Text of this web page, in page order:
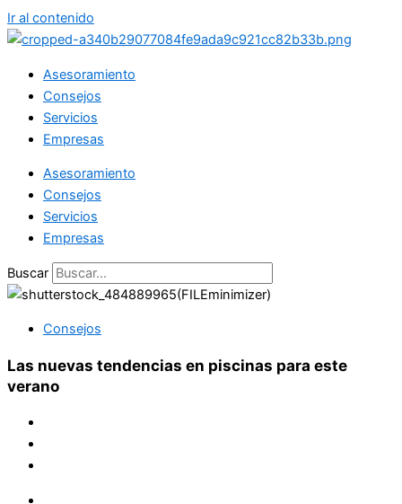
Ir al contenido
Asesoramiento
Consejos
Servicios
Empresas
Asesoramiento
Consejos
Servicios
Empresas
Buscar
Consejos
Las nuevas tendencias en piscinas para este
verano